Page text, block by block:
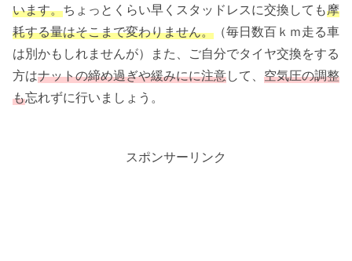
います。ちょっとくらい早くスタッドレスに交換しても摩
耗する量はそこまで変わりません。 （毎日数百ｋｍ走る車
は別かもしれませんが）また、ご自分でタイヤ交換をする
方はナットの締め過ぎや緩みにに注意して、 空気圧の調整
も忘れずに行いましょう。
スポンサーリンク